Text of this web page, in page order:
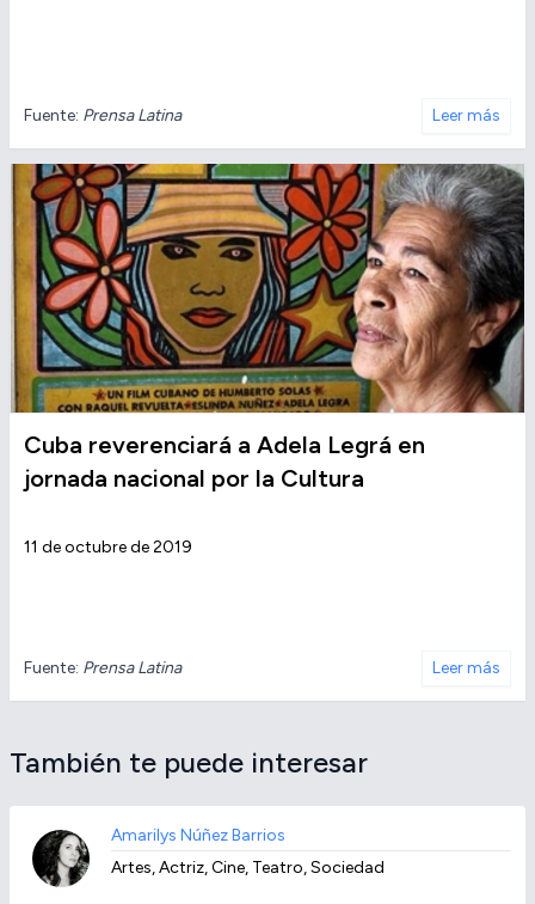
Fuente: Prensa Latina Leer más
Cuba reverenciará a Adela Legrá en
jornada nacional por la Cultura
11 de octubre de 2019
Fuente: Prensa Latina Leer más
También te puede interesar
Amarilys Núñez Barrios
Artes, Actriz, Cine, Teatro, Sociedad